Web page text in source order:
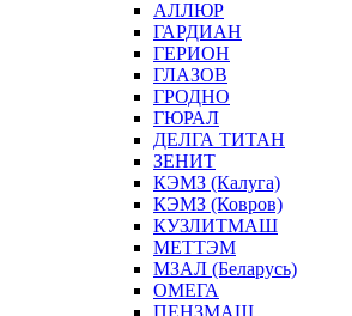
АЛЛЮР
ГАРДИАН
ГЕРИОН
ГЛАЗОВ
ГРОДНО
ГЮРАЛ
ДЕЛГА ТИТАН
ЗЕНИТ
КЭМЗ (Калуга)
КЭМЗ (Ковров)
КУЗЛИТМАШ
МЕТТЭМ
МЗАЛ (Беларусь)
ОМЕГА
ПЕНЗМАШ